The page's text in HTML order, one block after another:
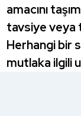
amacını
tavsiye veya
Herhangi bir
mutlaka ilgili